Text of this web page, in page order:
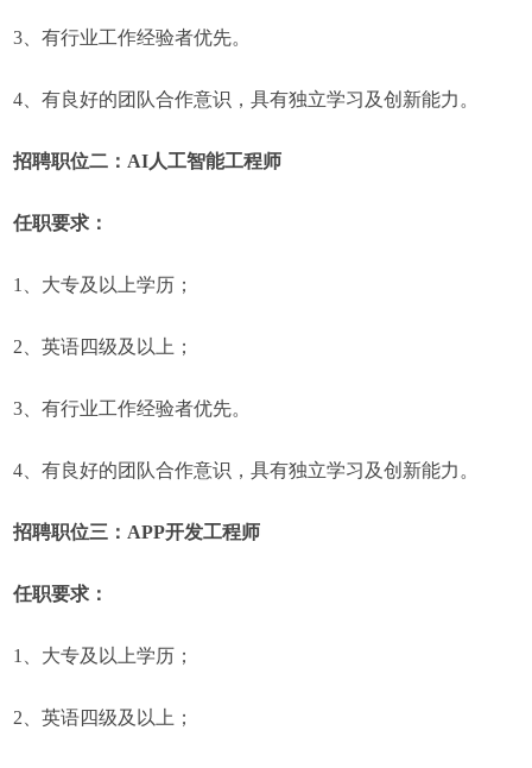
3、有行业工作经验者优先。
4、有良好的团队合作意识，具有独立学习及创新能力。
招聘职位二：AI人工智能工程师
任职要求：
1、大专及以上学历；
2、英语四级及以上；
3、有行业工作经验者优先。
4、有良好的团队合作意识，具有独立学习及创新能力。
招聘职位三：APP开发工程师
任职要求：
1、大专及以上学历；
2、英语四级及以上；